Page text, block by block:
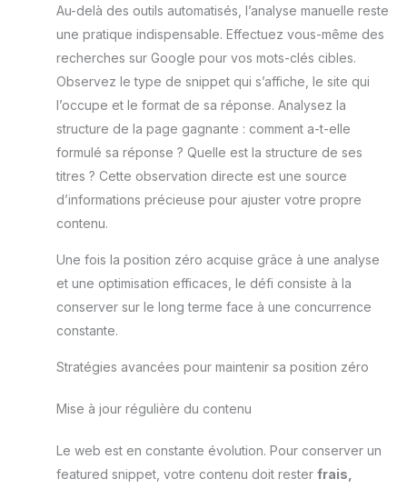
ergonomique naspaluro
Ééconomie D'espace:
L'accoudoir peut être
tourné vers le haut et vers
le bas à volonté. Les
sont parfaits pour
soutenir vos coudes
lorsque vous travaillez. Ou
lorsque vous n'avez pas
besoin d'utiliser la chaise,
vous pouvez relever les
chaise sous la table pour
gagner de la place. Facile
à Assembler: Cette chaise
installer, seulement 6
étapes, et est livrée avec
toutes les pièces
d'utilisation détaillé, une
personne peut terminer
l'installation en seulement
rose est à la fois moderne et mignon – le complément
lumineuse.
Au-delà des outils automatisés, l’analyse manuelle reste
une pratique indispensable. Effectuez vous-même des
recherches sur Google pour vos mots-clés cibles.
Observez le type de snippet qui s’affiche, le site qui
l’occupe et le format de sa réponse. Analysez la
structure de la page gagnante : comment a-t-elle
formulé sa réponse ? Quelle est la structure de ses
titres ? Cette observation directe est une source
d’informations précieuse pour ajuster votre propre
contenu.
Une fois la position zéro acquise grâce à une analyse
et une optimisation efficaces, le défi consiste à la
conserver sur le long terme face à une concurrence
constante.
Stratégies avancées pour maintenir sa position zéro
Mise à jour régulière du contenu
Le web est en constante évolution. Pour conserver un
featured snippet, votre contenu doit rester frais,